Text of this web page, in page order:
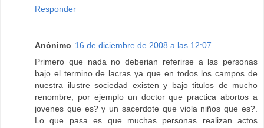
Responder
Anónimo 16 de diciembre de 2008 a las 12:07
Primero que nada no deberian referirse a las personas
bajo el termino de lacras ya que en todos los campos de
nuestra ilustre sociedad existen y bajo titulos de mucho
renombre, por ejemplo un doctor que practica abortos a
jovenes que es? y un sacerdote que viola niños que es?.
Lo que pasa es que muchas personas realizan actos